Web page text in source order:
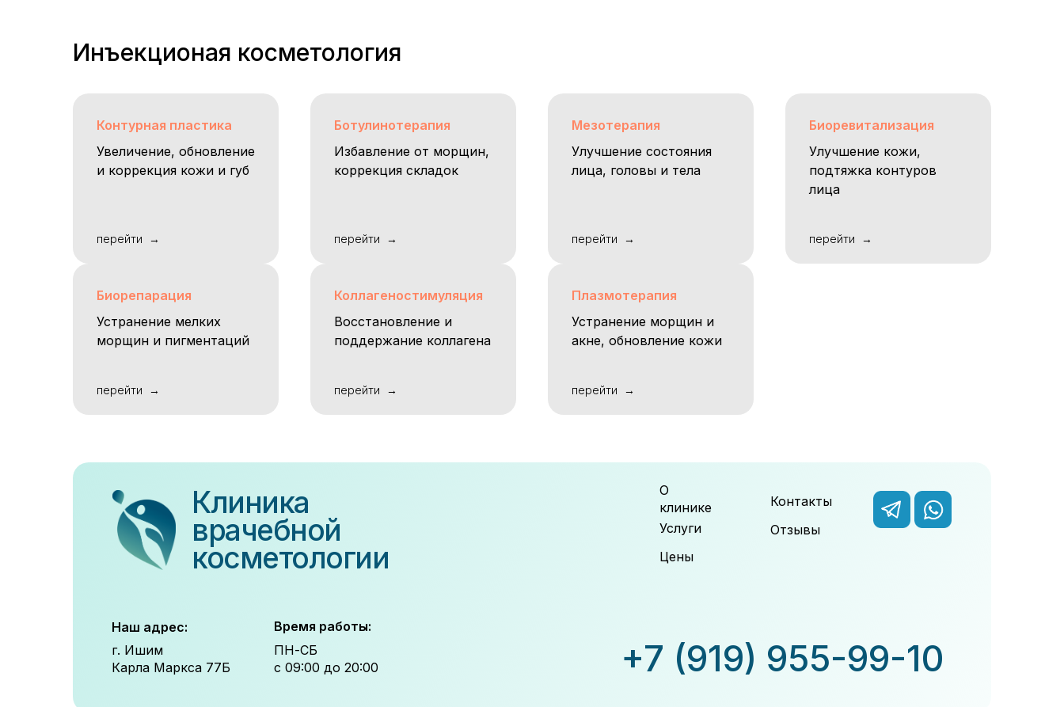
Инъекционая косметология
Контурная пластика
Увеличение, обновление
и коррекция кожи и губ
перейти
Ботулинотерапия
Избавление от морщин,
коррекция складок
перейти
Мезотерапия
Улучшение состояния
лица, головы и тела
перейти
Биоревитализация
Улучшение кожи,
подтяжка контуров
лица
перейти
Биорепарация
Устранение мелких
морщин и пигментаций
перейти
Коллагеностимуляция
Восстановление и
поддержание коллагена
перейти
Плазмотерапия
Устранение морщин и
акне, обновление кожи
перейти
Наш адрес:
г. Ишим
Карла Маркса 77Б
ПН-СБ
с 09:00 до 20:00
О
клинике
Услуги
Цены
Контакты
Отзывы
Клиника
врачебной
косметологии
+7 (919) 955-99-10
Время работы: